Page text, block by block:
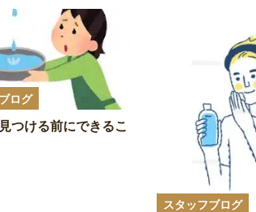
ログ
つける前にできるこ
スタッフブログ